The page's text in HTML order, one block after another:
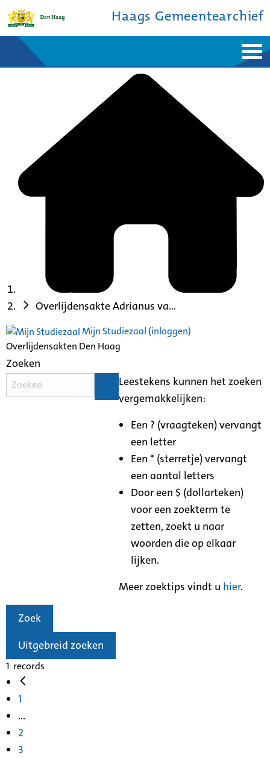
Haags Gemeentearchief
Bronnen en collecties
Overlijdensakte Adrianus va...
Mijn Studiezaal (inloggen)
Overlijdensakten Den Haag
Zoeken
Leestekens kunnen het zoeken
vergemakkelijken:
Een ? (vraagteken) vervangt
een letter
Een * (sterretje) vervangt
een aantal letters
Door een $ (dollarteken)
voor een zoekterm te
zetten, zoekt u naar
woorden die op elkaar
lijken.
Meer zoektips vindt u hier.
Zoek
Uitgebreid zoeken
1 records
1
...
2
3